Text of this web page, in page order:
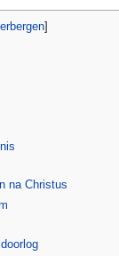
]
na Christus